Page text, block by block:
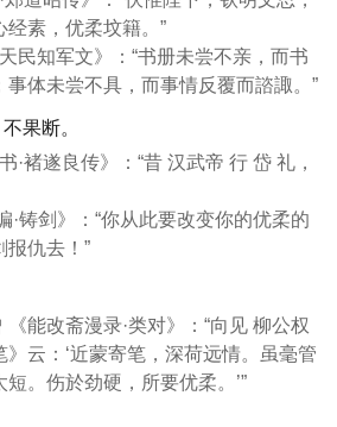
经素，优柔坟籍。”
民知军文》：“书册未尝不亲，而书
事体未尝不具，而事情反覆而諮諏。”
果断。
书·褚遂良传》：“昔 汉武帝 行 岱 礼，
·铸剑》：“你从此要改变你的优柔的
报仇去！”
《能改斋漫录·类对》：“向见 柳公权
》云：‘近蒙寄笔，深荷远情。虽毫管
。伤於劲硬，所要优柔。’”